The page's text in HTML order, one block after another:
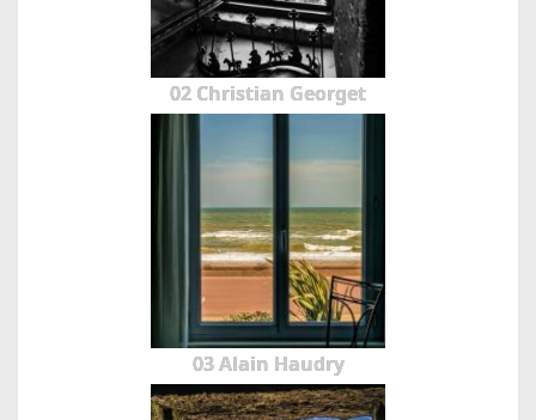
02 Christian Georget
03 Alain Haudry